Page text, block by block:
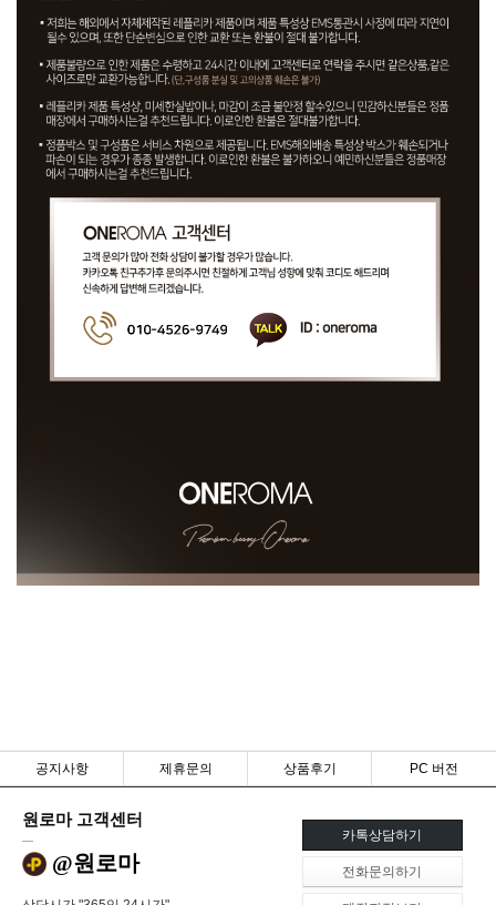
공지사항 제휴문의 상품후기 PC 버전
원로마 고객센터
@원로마
카톡상담하기
전화문의하기